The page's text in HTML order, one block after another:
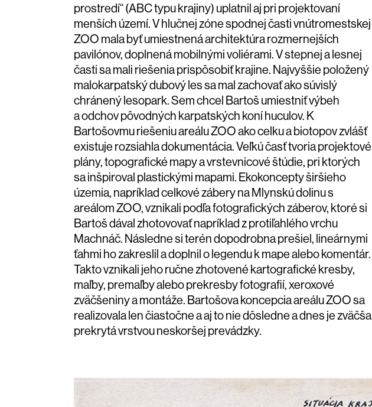
prostredí“ (ABC typu krajiny) uplatnil aj pri projektovaní
menších území. V hlučnej zónespodnej časti vnútromestskej
ZOO mala byť umiestnená architektúra rozmernejších
pavilónov, doplnená mobilnými voliérami. Vstepnej a lesnej
časti sa mali riešenia prispôsobiť krajine. Najvyššie položený
malokarpatský dubový les sa mal zachovať ako súvislý
chránený lesopark. Sem chcel Bartoš umiestniť výbeh
a odchov pôvodných karpatských koní huculov. K
Bartošovmu riešeniu areálu ZOO ako celku a biotopov zvlášť
existuje rozsiahla dokumentácia. Veľkú časť tvoria projektové
plány, topografické mapy a vrstevnicové štúdie, pri ktorých
sa inšpiroval plastickými mapami. Ekokoncepty širšieho
územia, napríklad celkové zábery na Mlynskú dolinu s
areálom ZOO, vznikali podľa fotografických záberov, ktoré si
Bartoš dával zhotovovať napríklad z protiľahlého vrchu
Machnáč. Následne si terén dopodrobna prešiel, lineárnymi
ťahmi ho zakreslil a doplnil o legendu k mape alebo komentár.
Takto vznikali jeho ručne zhotovené kartografické kresby,
maľby, premaľby alebo prekresby fotografií, xeroxové
zväčšeniny a montáže. Bartošova koncepcia areálu ZOO sa
realizovala len čiastočne a aj to nie dôsledne a dnes je zväčša
prekrytá vrstvou neskoršej prevádzky.